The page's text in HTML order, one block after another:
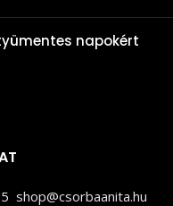
napokért
shop@csorbaanita.hu